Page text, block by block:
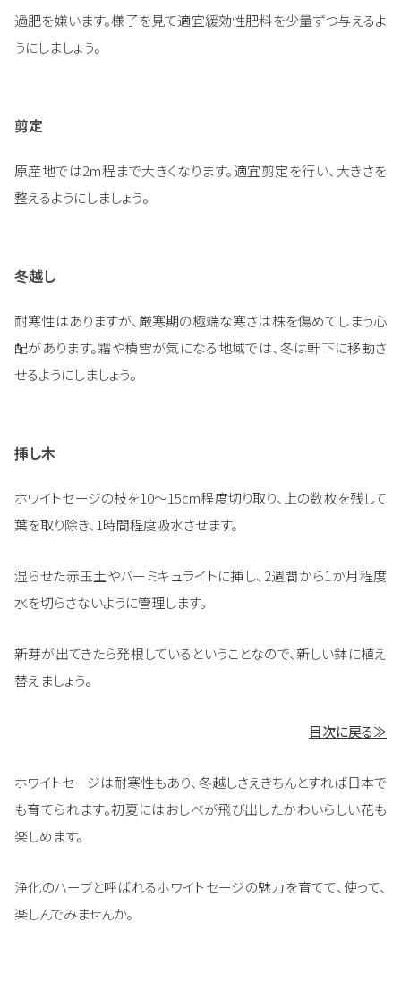
過肥を嫌います。様子を見て適宜緩効性肥料を少量ずつ与えるよ
うにしましょう。
剪定
原産地では2m程まで大きくなります。適宜剪定を行い、大きさを
整えるようにしましょう。
冬越し
耐寒性はありますが、厳寒期の極端な寒さは株を傷めてしまう心
配があります。霜や積雪が気になる地域では、冬は軒下に移動さ
せるようにしましょう。
挿し木
ホワイトセージの枝を10～15cm程度切り取り、上の数枚を残して
葉を取り除き、1時間程度吸水させます。
湿らせた赤玉土やバーミキュライトに挿し、2週間から1か月程度
水を切らさないように管理します。
新芽が出てきたら発根しているということなので、新しい鉢に植え
替えましょう。
目次に戻る≫
ホワイトセージは耐寒性もあり、冬越しさえきちんとすれば日本で
も育てられます。初夏にはおしべが飛び出したかわいらしい花も
楽しめます。
浄化のハーブと呼ばれるホワイトセージの魅力を育てて、使って、
楽しんでみませんか。